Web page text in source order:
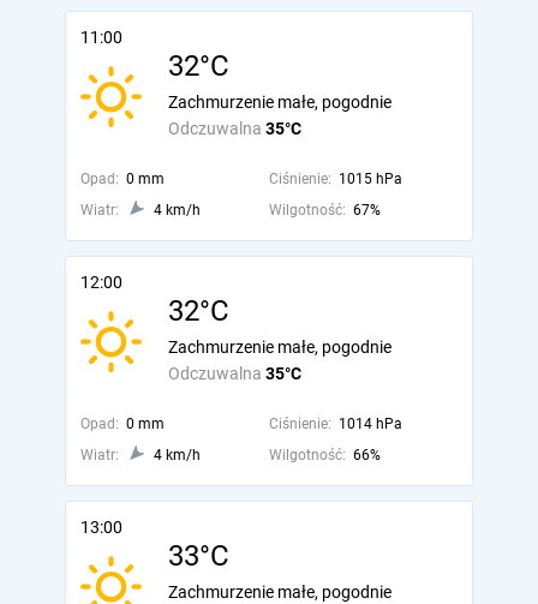
11:00
32°C
Odczuwalna 35°C
Zachmurzenie małe, pogodnie
Opad: 0 mm Ciśnienie: 1015 hPa
Wiatr:
4 km/h Wilgotność: 67%
12:00
32°C
Odczuwalna 35°C
Zachmurzenie małe, pogodnie
Opad: 0 mm Ciśnienie: 1014 hPa
Wiatr:
4 km/h Wilgotność: 66%
13:00
33°C
Zachmurzenie małe, pogodnie